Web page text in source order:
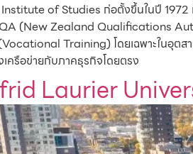
of Studies ก่อตั้งขึ้นในปี 1972
(New Zealand Qualifications
Training) โดยเฉพาะในอุตส
เครือข่ายกับภาคธุรกิจโดยตรง
Laurier